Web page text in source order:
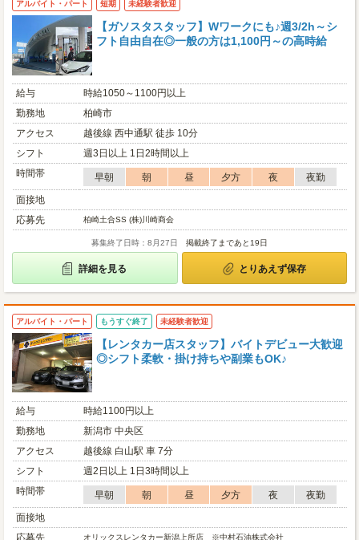
アルバイト・パート 短期 未経験者歓迎
【ガソスタスタッフ】Wワークにも♪週3/2h～シ
フト自由自在◎一般の方は1,100円～の高時給
給与
時給1050～1100円以上
勤務地
柏崎市
アクセス
越後線 西中通駅 徒歩 10分
シフト
週3日以上 1日2時間以上
時間帯
早朝 朝 昼 夕方 夜
夜勤
面接地
応募先
柏崎土合SS (株)川崎商会
募集終了日時：8月27日 掲載終了まであと19日
詳細を見る とりあえず保存
アルバイト・パート もうすぐ終了 未経験者歓迎
【レンタカー店スタッフ】バイトデビュー大歓迎
◎シフト柔軟・掛け持ちや副業もOK♪
給与
時給1100円以上
勤務地
新潟市 中央区
アクセス
越後線 白山駅 車 7分
シフト
週2日以上 1日3時間以上
時間帯
早朝 朝 昼 夕方 夜
夜勤
面接地
応募先
オリックスレンタカー新潟上所店 ※中村石油株式会社